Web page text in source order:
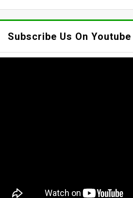
Subscribe Us On Youtube